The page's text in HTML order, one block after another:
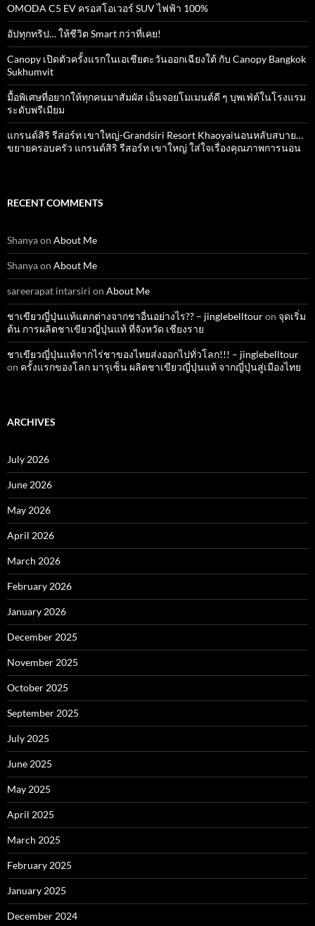
OMODA C5 EV ครอสโอเวอร์ SUV ไฟฟ้า 100%
อัปทุกทริป… ให้ชีวิต Smart กว่าที่เคย!
Canopy เปิดตัวครั้งแรกในเอเชียตะวันออกเฉียงใต้ กับ Canopy Bangkok
Sukhumvit
มื้อพิเศษที่อยากให้ทุกคนมาสัมผัส เอ็นจอยโมเมนต์ดี ๆ บุพเฟ่ต์ในโรงแรม
ระดับพรีเมียม
แกรนด์สิริ​ รีสอร์ท​ เขาใหญ่​-Grandsiri​ Resort​ Khaoyaiนอนหลับสบาย…
ขยายครอบครัว แกรนด์สิริ รีสอร์ท เขาใหญ่ ใส่ใจเรื่องคุณภาพการนอน
RECENT COMMENTS
Shanyaon About Me
Shanyaon About Me
sareerapat intarsiri on About Me
ชาเขียวญี่ปุ่นแท้แตกต่างจากชาอื่นอย่างไร?? – jinglebelltouron จุดเริ่ม
ต้น การผลิตชาเขียวญี่ปุ่นแท้ ที่จังหวัด เชียงราย
ชาเขียวญี่ปุ่นแท้จากไร่ชาของไทยส่งออกไปทั่วโลก!!! – jinglebelltour
on ครั้งแรกของโลก มารุเซ็น ผลิตชาเขียวญี่ปุ่นแท้ จากญี่ปุ่นสู่เมืองไทย
ARCHIVES
July 2026
June 2026
May 2026
April 2026
March 2026
February 2026
January 2026
December 2025
November 2025
October 2025
September 2025
July 2025
June 2025
May 2025
April 2025
March 2025
February 2025
January 2025
December 2024